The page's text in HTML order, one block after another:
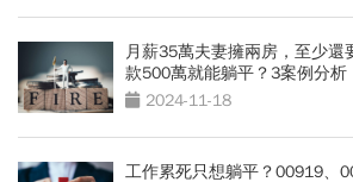
月薪35萬夫妻擁兩房，至少還
款500萬就能躺平？3案例分析
2024-11-18
工作累死只想躺平？00919、